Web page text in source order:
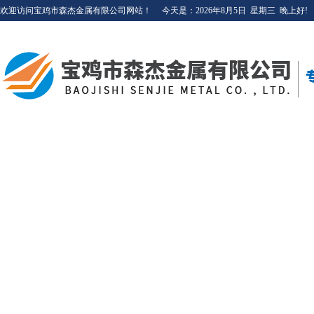
欢迎访问宝鸡市森杰金属有限公司网站！ 今天是： 2026年8月5日 星期三 晚上好!